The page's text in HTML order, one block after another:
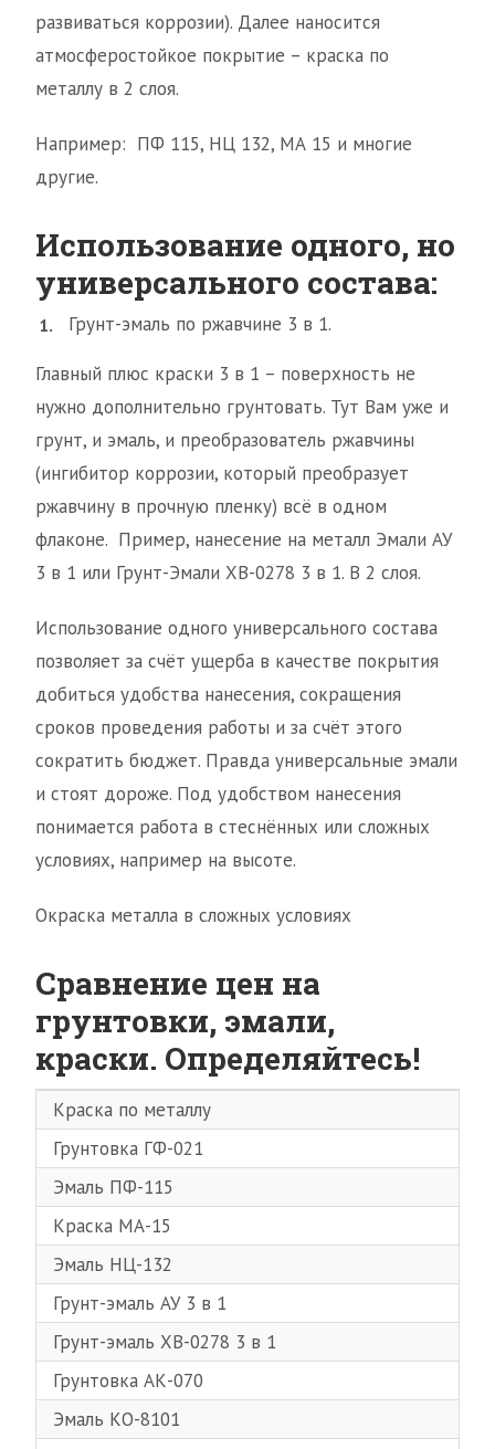
развиваться коррозии). Далее наносится
атмосферостойкое покрытие – краска по
металлу в 2 слоя.
Например: ПФ 115, НЦ 132, МА 15 и многие
другие.
Использование одного, но
универсального состава:
Грунт-эмаль по ржавчине 3 в 1.
Главный плюс краски 3 в 1 – поверхность не
нужно дополнительно грунтовать. Тут Вам уже и
грунт, и эмаль, и преобразователь ржавчины
(ингибитор коррозии, который преобразует
ржавчину в прочную пленку) всё в одном
флаконе. Пример, нанесение на металл Эмали АУ
3 в 1 или Грунт-Эмали ХВ-0278 3 в 1. В 2 слоя.
Использование одного универсального состава
позволяет за счёт ущерба в качестве покрытия
добиться удобства нанесения, сокращения
сроков проведения работы и за счёт этого
сократить бюджет. Правда универсальные эмали
и стоят дороже. Под удобством нанесения
понимается работа в стеснённых или сложных
условиях, например на высоте.
Окраска металла в сложных условиях
Сравнение цен на
грунтовки, эмали,
краски. Определяйтесь!
Краска по металлу
Грунтовка ГФ-021
Эмаль ПФ-115
Краска МА-15
Эмаль НЦ-132
Грунт-эмаль АУ 3 в 1
Грунт-эмаль ХВ-0278 3 в 1
Грунтовка АК-070
Эмаль КО-8101